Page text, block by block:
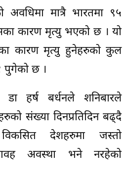
अवधिमा मात्रै भारतमा ९५
कारण मृत्यु भएको छ । यो
कारण मृत्यु हुनेहरुको कुल
पुगेको छ ।
डा हर्ष बर्धनले शनिबारले
संख्या दिनप्रतिदिन बढ्दै
देशहरुमा जस्तो
अवस्था भने नरहेको